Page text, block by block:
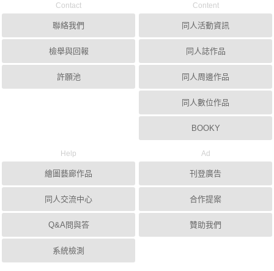
Contact
聯絡我們
檢舉與回報
許願池
Content
同人活動資訊
同人誌作品
同人周邊作品
同人數位作品
BOOKY
Help
繪圖藝廊作品
同人交流中心
Q&A問與答
系統檢測
Ad
刊登廣告
合作提案
贊助我們